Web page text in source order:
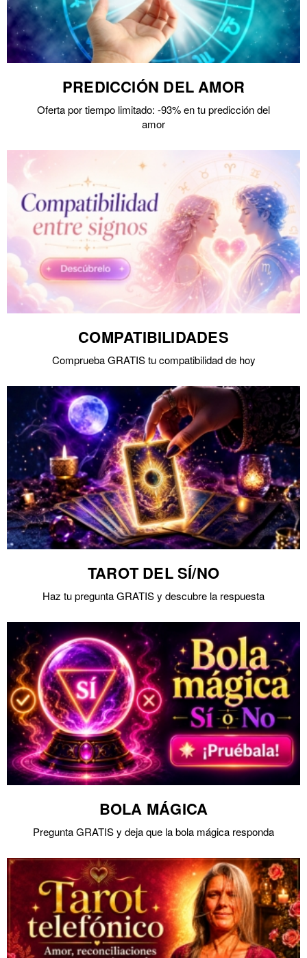
PREDICCIÓN DEL AMOR
Oferta por tiempo limitado: -93% en tu predicción del
amor
COMPATIBILIDADES
Comprueba GRATIS tu compatibilidad de hoy
TAROT DEL SÍ/NO
Haz tu pregunta GRATIS y descubre la respuesta
BOLA MÁGICA
Pregunta GRATIS y deja que la bola mágica responda